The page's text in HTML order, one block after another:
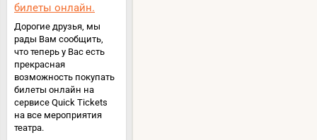
билеты онлайн.
Дорогие друзья, мы
рады Вам сообщить,
что теперь у Вас есть
прекрасная
возможность покупать
билеты онлайн на
сервисе Quick Tickets
на все мероприятия
театра.